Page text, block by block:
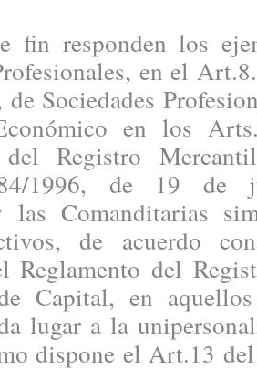
los
en el
de Sociedades
en los
del Registro
1996, de 19 de
las Comanditarias
de acuerdo
Reglamento del
de Capital, en
lugar a la
dispone el Art.13